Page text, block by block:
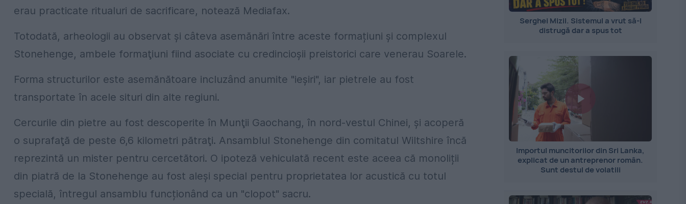
erau practicate ritualuri de sacrificare, notează Mediafax.
Totodată, arheologii au observat și câteva asemănări între aceste formațiuni şi complexul
Stonehenge, ambele formaţiuni fiind asociate cu credincioşii preistorici care venerau Soarele.
Forma structurilor este asemănătoare incluzând anumite "ieşiri", iar pietrele au fost
transportate în acele situri din alte regiuni.
Cercurile din pietre au fost descoperite în Munţii Gaochang, în nord-vestul Chinei, şi acoperă
o suprafaţă de peste 6,6 kilometri pătraţi. Ansamblul Stonehenge din comitatul Wiltshire încă
reprezintă un mister pentru cercetători. O ipoteză vehiculată recent este aceea că monoliții
din piatră de la Stonehenge au fost aleși special pentru proprietatea lor acustică cu totul
specială, întregul ansamblu funcționând ca un "clopot" sacru.
Serghei Mizil. Sistemul a vrut să-l
distrugă dar a spus tot
Importul muncitorilor din Sri Lanka,
explicat de un antreprenor român.
Sunt destul de volatili